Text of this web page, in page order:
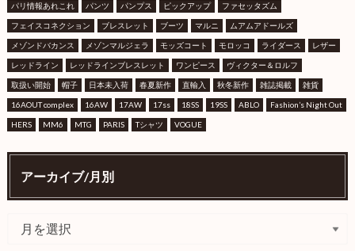
パリ情報あれこれ パンツ パンプス ピックアップ ファセッタズム
フェイスコネクション ブレスレット ブーツ マルニ ムアムアドールズ
メゾンドバカンス メゾンマルジェラ モッズコート モロッコ ライダース レザー
レッドライン レッドラインブレスレット ワンピース ヴィクター＆ロルフ
取扱い開始 帽子 日本未入荷 春夏新作 直輸入 秋冬新作 雑誌掲載 雑貨
16AOUT complex 16AW 17AW 17ss 18SS 19SS ABLO Fashion’s Night Out
HERS MM6 MTG PARIS Tシャツ VOGUE
アーカイブ/月別